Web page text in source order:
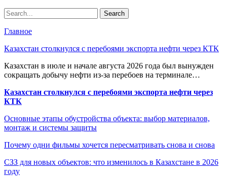
Главное
Казахстан столкнулся с перебоями экспорта нефти через КТК
Казахстан в июле и начале августа 2026 года был вынужден
сокращать добычу нефти из-за перебоев на терминале…
Казахстан столкнулся с перебоями экспорта нефти через
КТК
Основные этапы обустройства объекта: выбор материалов,
монтаж и системы защиты
Почему одни фильмы хочется пересматривать снова и снова
СЗЗ для новых объектов: что изменилось в Казахстане в 2026
году